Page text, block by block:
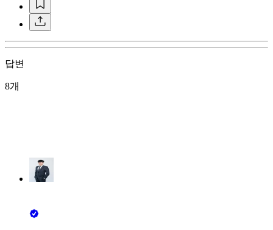
답변
8개